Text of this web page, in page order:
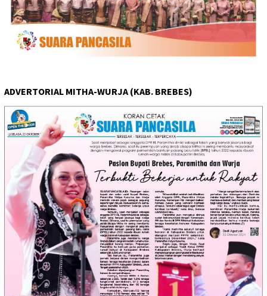
ADVERTORIAL MITHA-WURJA (KAB. BREBES)